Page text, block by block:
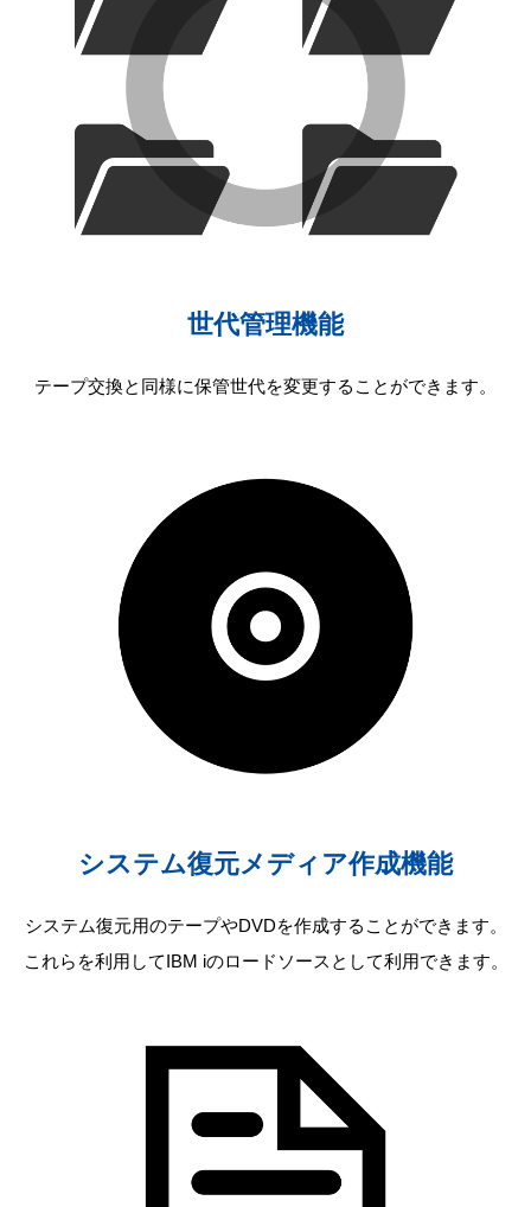
世代管理機能
テープ交換と同様に保管世代を変更することができます。
システム復元メディア作成機能
システム復元用のテープやDVDを作成することができます。
これらを利用してIBM iのロードソースとして利用できます。